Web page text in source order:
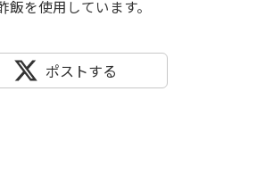
を使用しています。
ポストする